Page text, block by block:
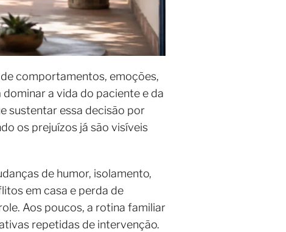
comportamentos, emoções,
a vida do paciente e da
sustentar essa decisão por
os prejuízos já são visíveis
de humor, isolamento,
em casa e perda de
Aos poucos, a rotina familiar
repetidas de intervenção.